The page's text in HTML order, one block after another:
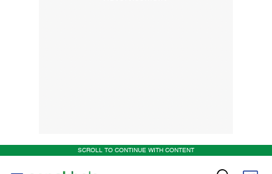
SCROLL TO CONTINUE WITH CONTENT